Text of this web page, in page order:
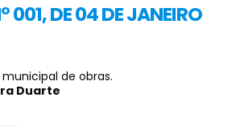
001, DE 04 DE JANEIRO
de obras.
Duarte